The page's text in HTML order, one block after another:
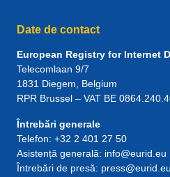
Date de contact
European Registry for Internet
Telecomlaan 9/7
1831 Diegem , Belgium
RPR Brussel – VAT BE
Întrebări generale
Telefon: +32 2 401 27 50
Asistență generală: info@eurid.eu
Întrebări de presă: press@eurid.eu